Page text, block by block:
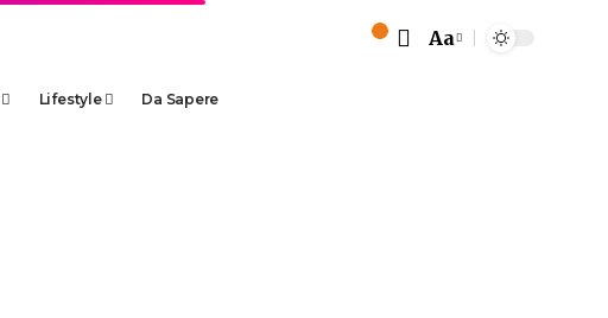
Aa
Lifestyle Da Sapere